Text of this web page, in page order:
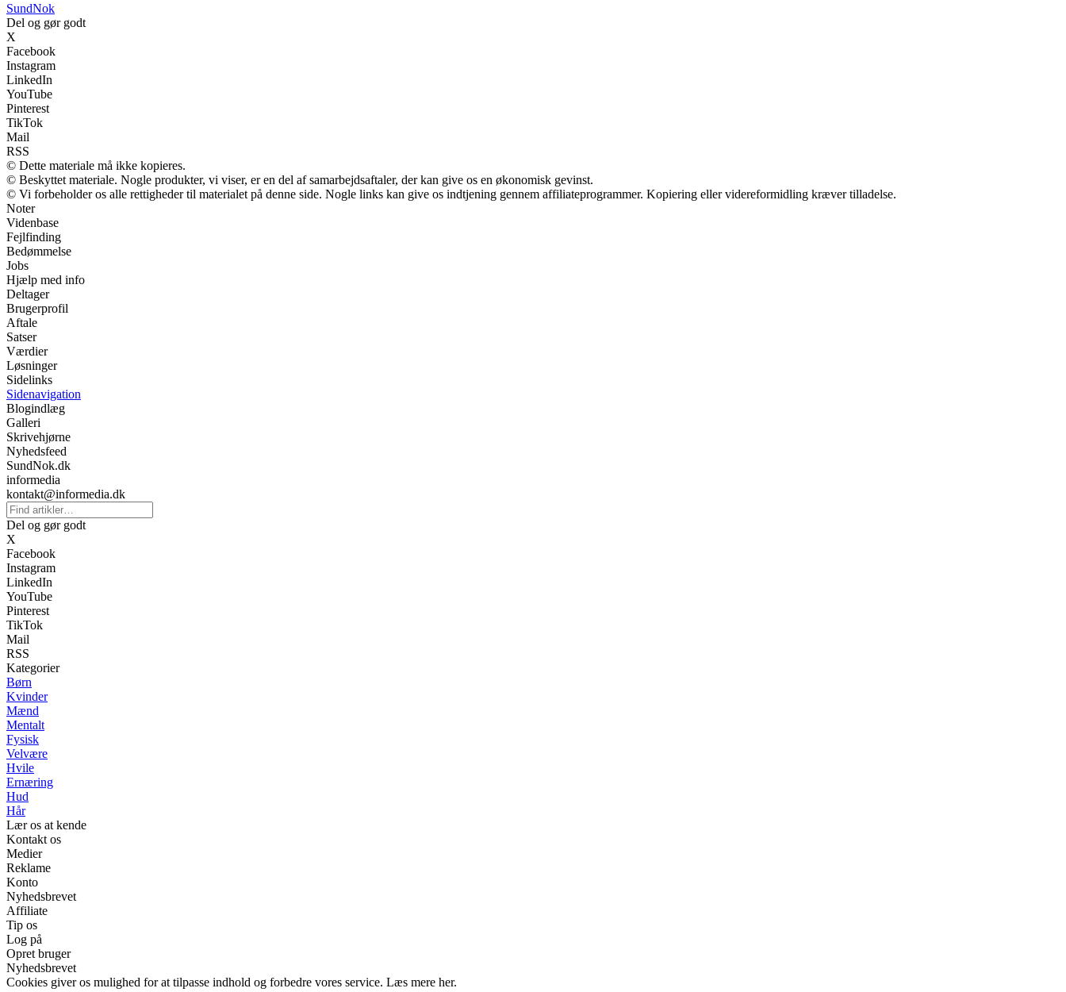
SundNok
Del og gør godt
X
Facebook
Instagram
LinkedIn
YouTube
Pinterest
TikTok
Mail
RSS
© Dette materiale må ikke kopieres.
© Beskyttet materiale. Nogle produkter, vi viser, er en del af samarbejdsaftaler, der kan give os en økonomisk gevinst.
© Vi forbeholder os alle rettigheder til materialet på denne side. Nogle links kan give os indtjening gennem affiliateprogrammer. Kopiering eller videreformidling kræver tilladelse.
Noter
Videnbase
Fejlfinding
Bedømmelse
Jobs
Hjælp med info
Deltager
Brugerprofil
Aftale
Satser
Værdier
Løsninger
Sidelinks
Sidenavigation
Blogindlæg
Galleri
Skrivehjørne
Nyhedsfeed
SundNok.dk
informedia
kontakt@informedia.dk
Del og gør godt
X
Facebook
Instagram
LinkedIn
YouTube
Pinterest
TikTok
Mail
RSS
Kategorier
Børn
Kvinder
Mænd
Mentalt
Fysisk
Velvære
Hvile
Ernæring
Hud
Hår
Lær os at kende
Kontakt os
Medier
Reklame
Konto
Nyhedsbrevet
Affiliate
Tip os
Log på
Opret bruger
Nyhedsbrevet
Cookies giver os mulighed for at tilpasse indhold og forbedre vores service. Læs mere her.